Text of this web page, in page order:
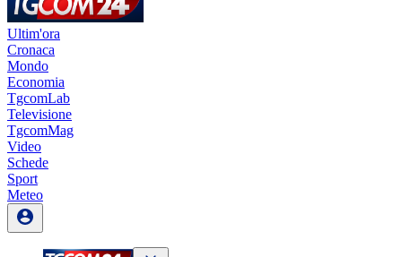
Ultim'ora
Cronaca
Mondo
Economia
TgcomLab
Televisione
TgcomMag
Video
Schede
Sport
Meteo